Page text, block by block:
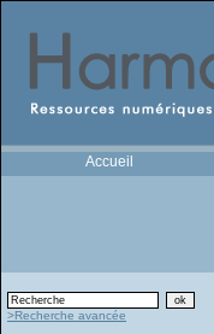
Accueil
>Recherche avancée